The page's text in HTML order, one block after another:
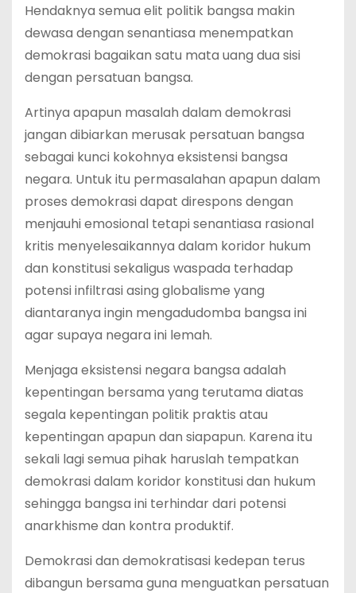
Hendaknya semua elit politik bangsa makin
dewasa dengan senantiasa menempatkan
demokrasi bagaikan satu mata uang dua sisi
dengan persatuan bangsa.
Artinya apapun masalah dalam demokrasi
jangan dibiarkan merusak persatuan bangsa
sebagai kunci kokohnya eksistensi bangsa
negara. Untuk itu permasalahan apapun dalam
proses demokrasi dapat direspons dengan
menjauhi emosional tetapi senantiasa rasional
kritis menyelesaikannya dalam koridor hukum
dan konstitusi sekaligus waspada terhadap
potensi infiltrasi asing globalisme yang
diantaranya ingin mengadudomba bangsa ini
agar supaya negara ini lemah.
Menjaga eksistensi negara bangsa adalah
kepentingan bersama yang terutama diatas
segala kepentingan politik praktis atau
kepentingan apapun dan siapapun. Karena itu
sekali lagi semua pihak haruslah tempatkan
demokrasi dalam koridor konstitusi dan hukum
sehingga bangsa ini terhindar dari potensi
anarkhisme dan kontra produktif.
Demokrasi dan demokratisasi kedepan terus
dibangun bersama guna menguatkan persatuan